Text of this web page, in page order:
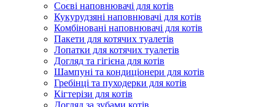
Соєві наповнювачі для котів
Кукурудзяні наповнювачі для котів
Комбіновані наповнювачі для котів
Пакети для котячих туалетів
Лопатки для котячих туалетів
Догляд та гігієна для котів
Шампуні та кондиціонери для котів
Гребінці та пуходерки для котів
Кігтерізи для котів
Догляд за зубами котів